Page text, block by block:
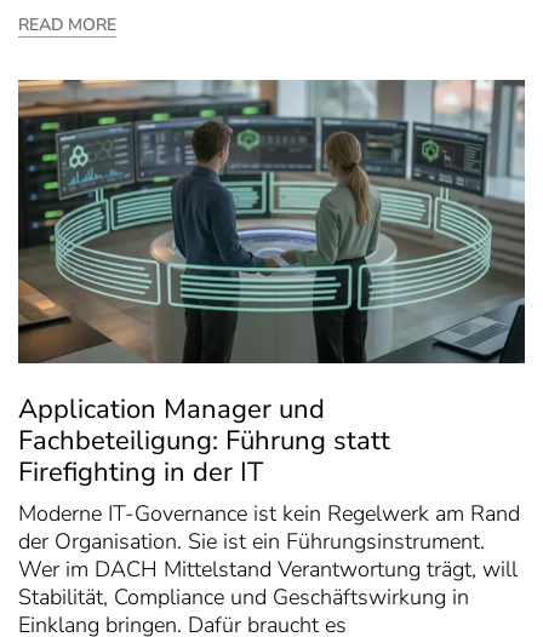
READ MORE
Application Manager und
Fachbeteiligung: Führung statt
Firefighting in der IT
Moderne IT-Governance ist kein Regelwerk am Rand
der Organisation. Sie ist ein Führungsinstrument.
Wer im DACH Mittelstand Verantwortung trägt, will
Stabilität, Compliance und Geschäftswirkung in
Einklang bringen. Dafür braucht es